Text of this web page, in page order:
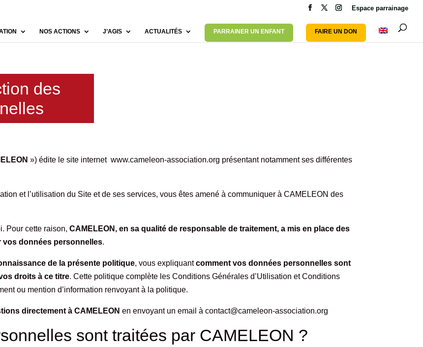
Espace parrainage
NOS ACTIONS J’AGIS ACTUALITÉS PARRAINER UN ENFANT FAIRE UN DON
des
») édite le site internetwww.cameleon-association.org présentant notamment ses différentes
et l’utilisation du Site et de ses services, vous êtes amené à communiquer à CAMELEON des
Pour cette raison,CAMELEON, en sa qualité de responsable de traitement, a mis en place des
vos données personnelles.
de la présente politique, vous expliquantcomment vos données personnelles sont
droits à ce titre. Cette politique complète lesConditions Générales d’Utilisation etConditions
ou mention d’information renvoyant à la politique.
directement à CAMELEONen envoyant un email àcontact@cameleon-association.org
sont traitées par CAMELEON ?